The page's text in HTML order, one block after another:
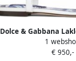
Dolce & Gabbana
met
1
€ 950,-